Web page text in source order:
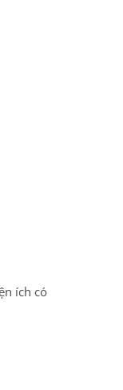
ích có